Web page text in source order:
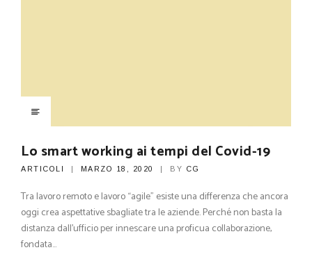
Lo smart working ai tempi del Covid-19
ARTICOLI MARZO 18, 2020 BY CG
Tra lavoro remoto e lavoro “agile” esiste una differenza che ancora
oggi crea aspettative sbagliate tra le aziende. Perché non basta la
distanza dall’ufficio per innescare una proficua collaborazione,
fondata…